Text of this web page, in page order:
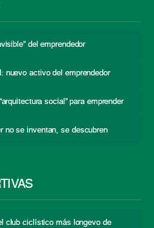
del emprendedor
nuevo activo del emprendedor
social” para emprender
no se inventan, se descubren
club ciclístico más longevo de